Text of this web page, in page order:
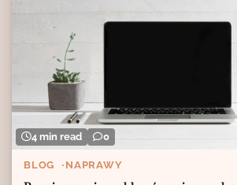
4 min read 0
BLOG NAPRAWY